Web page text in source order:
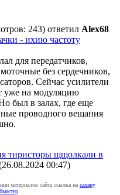
243) ответил Alex68
- ихию частоту
для передатчиков,
без сердечников,
Сейчас усилители
уже на модуляцию
был в залах, где еще
проводного вещания
тиристоры щщолкали в
00:47)
материалов сайта ссылка на caxapу